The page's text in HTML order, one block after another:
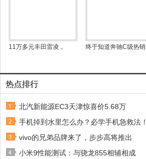
11万多元丰田雷凌， 终于知道奔驰C级热销
热点排行
北汽新能源EC3天津惊喜价5.68万
手机掉到水里怎么办？必学手机急救法！
vivo的兄弟品牌来了，步步高将推出
小米9性能测试：与骁龙855相辅相成